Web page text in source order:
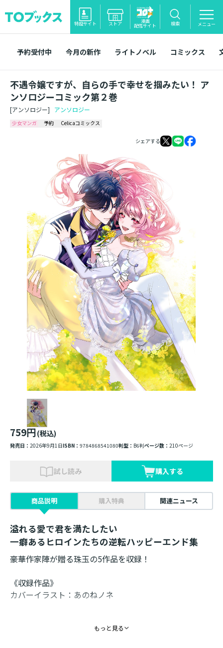
特設サイト ストア 漫画
配信サイト 検索 メニュー
予約受付中 今月の新作 ライトノベル コミックス
不遇令嬢ですが、自らの手で幸せを掴みたい！ ア
ンソロジーコミック第２巻
[アンソロジー] アンソロジー
少女マンガ 予約 Celicaコミックス
シェアする
759円(税込)
発売日： 2026年9月1日ISBN： 9784868541080判型： B6判ページ数： 210ページ
試し読み 購入する
商品説明 購入特典 関連ニュース
溢れる愛で君を満たしたい
一癖あるヒロインたちの逆転ハッピーエンド集
豪華作家陣が贈る珠玉の5作品を収録！
《収録作品》
カバーイラスト：あのねノネ
る」漫画：たかのかな 原作：蓮水涼
もっと見る